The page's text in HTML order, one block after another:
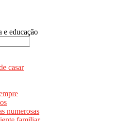
e educação
casar
numerosas